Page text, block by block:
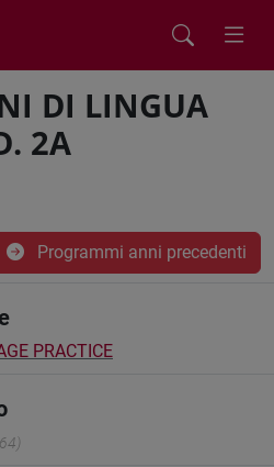
DI LINGUA
2A
Programmi anni precedenti
PRACTICE